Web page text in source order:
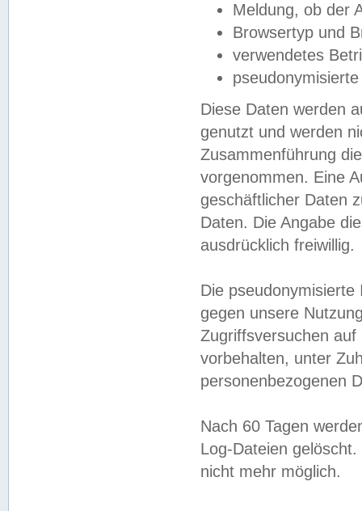
Meldung, ob der
Browsertyp und
verwendetes
Diese Daten werden
genutzt und werden
Zusammenführung
vorgenommen. Eine
geschäftlicher Daten
Daten. Die Angabe
ausdrücklich freiwillig.
Die
gegen unsere
Zugriffsversuchen
vorbehalten, unter
personenbezogenen
Nach 60 Tagen
Log-Dateien
nicht mehr möglich.